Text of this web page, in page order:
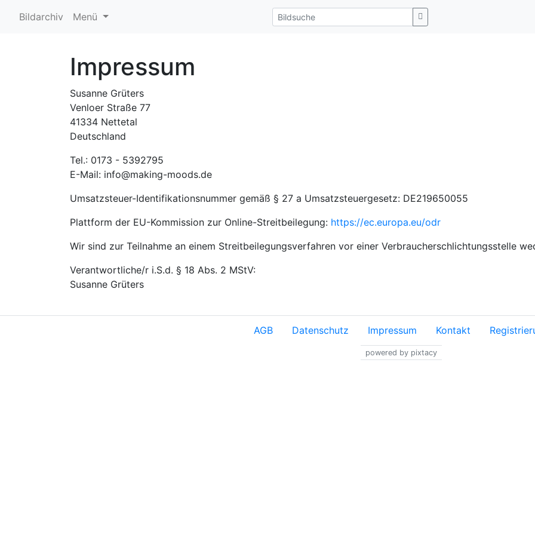
Bildarchiv Menü
Impressum
Susanne Grüters
Venloer Straße 77
41334 Nettetal
Deutschland
Tel.: 0173 - 5392795
E-Mail: info@making-moods.de
Umsatzsteuer-Identifikationsnummer gemäß § 27 a Umsatzsteuergesetz: DE219650055
Plattform der EU-Kommission zur Online-Streitbeilegung: https://ec.europa.eu/odr
Wir sind zur Teilnahme an einem Streitbeilegungsverfahren vor einer Verbraucherschlichtungsstelle
Verantwortliche/r i.S.d. § 18 Abs. 2 MStV:
Susanne Grüters
AGB Datenschutz Impressum Kontakt
powered by pixtacy